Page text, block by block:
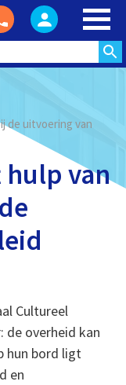
de uitvoering van
hulp van
Cultureel
de overheid kan
hun bord ligt
en